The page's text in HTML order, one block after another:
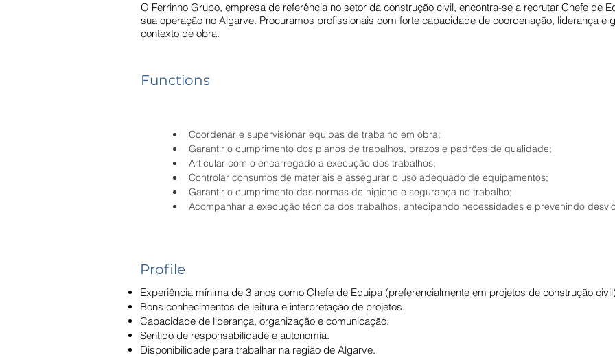
O Ferrinho Grupo, empresa de referência no setor da construção civil, encontra-se a recrutar Chefe de
sua operação no Algarve. Procuramos profissionais com forte capacidade de coordenação, liderança e
contexto de obra.
Functions
Coordenar e supervisionar equipas de trabalho em obra;
Garantir o cumprimento dos planos de trabalhos, prazos e padrões de qualidade;
Articular com o encarregado a execução dos trabalhos;
Controlar consumos de materiais e assegurar o uso adequado de equipamentos;
Garantir o cumprimento das normas de higiene e segurança no trabalho;
Acompanhar a execução técnica dos trabalhos, antecipando necessidades e prevenindo
Profile
Experiência mínima de 3 anos como Chefe de Equipa (preferencialmente em projetos de construção
Bons conhecimentos de leitura e interpretação de projetos.
Capacidade de liderança, organização e comunicação.
Sentido de responsabilidade e autonomia.
Disponibilidade para trabalhar na região de Algarve.